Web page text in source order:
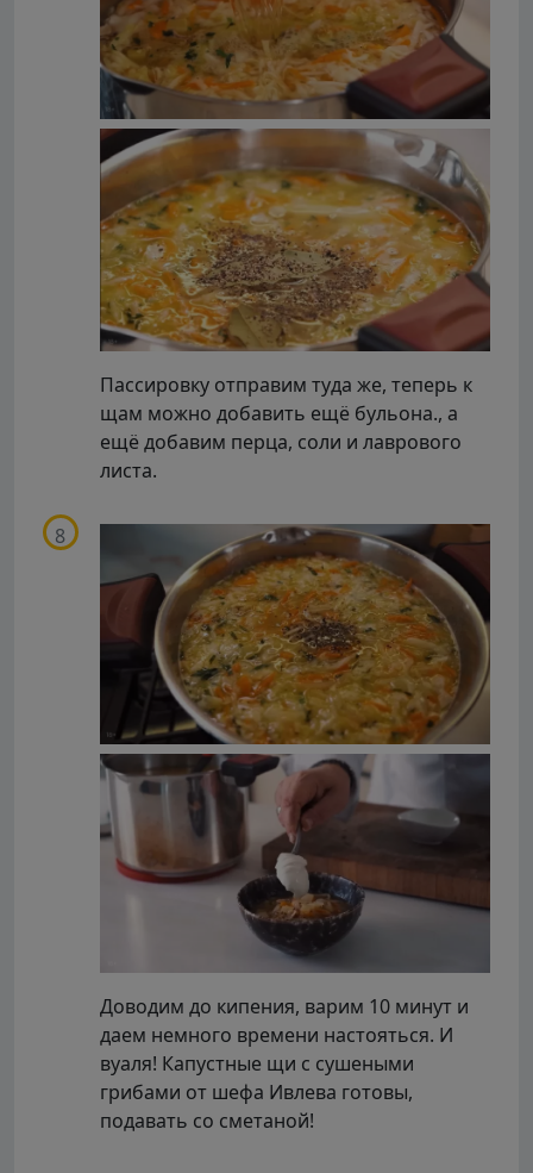
Пассировку отправим туда же, теперь к
щам можно добавить ещё бульона., а
ещё добавим перца, соли и лаврового
листа.
Доводим до кипения, варим 10 минут и
даем немного времени настояться. И
вуаля! Капустные щи с сушеными
грибами от шефа Ивлева готовы,
подавать со сметаной!